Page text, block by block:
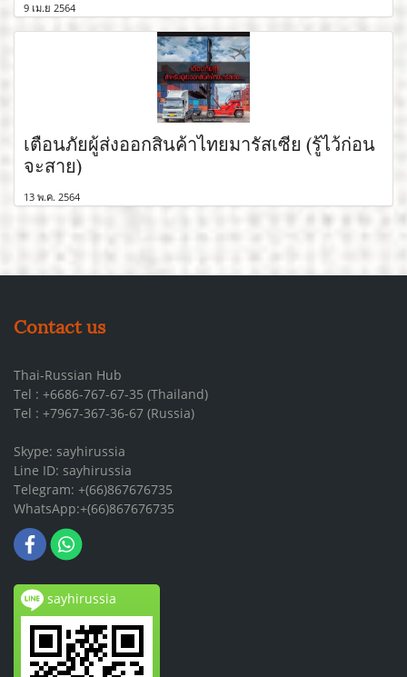
9 เม.ย 2564
เตือนภัยผู้ส่งออกสินค้าไทยมารัสเซีย (รู้ไว้ก่อน
จะสาย)
13 พ.ค. 2564
Contact us
Thai-Russian Hub
Tel : +6686-767-67-35 (Thailand)
Tel : +7967-367-36-67 (Russia)
Skype: sayhirussia
Line ID: sayhirussia
Telegram: +(66)867676735
WhatsApp:+(66)867676735
sayhirussia